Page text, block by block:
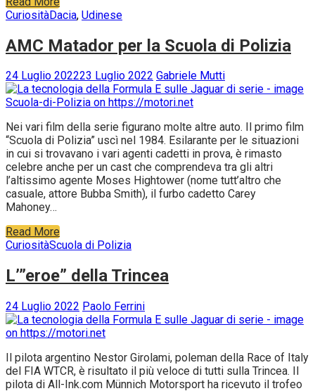
CuriositàDacia, Udinese
AMC Matador per la Scuola di Polizia
24 Luglio 202223 Luglio 2022 Gabriele Mutti
Nei vari film della serie figurano molte altre auto. Il primo film
“Scuola di Polizia” uscì nel 1984. Esilarante per le situazioni
in cui si trovavano i vari agenti cadetti in prova, è rimasto
celebre anche per un cast che comprendeva tra gli altri
l’altissimo agente Moses Hightower (nome tutt’altro che
casuale, attore Bubba Smith), il furbo cadetto Carey
Mahoney…
Read More
CuriositàScuola di Polizia
L’”eroe” della Trincea
24 Luglio 2022 Paolo Ferrini
Il pilota argentino Nestor Girolami, poleman della Race of Italy
del FIA WTCR, è risultato il più veloce di tutti sulla Trincea. Il
pilota di All-Ink.com Münnich Motorsport ha ricevuto il trofeo